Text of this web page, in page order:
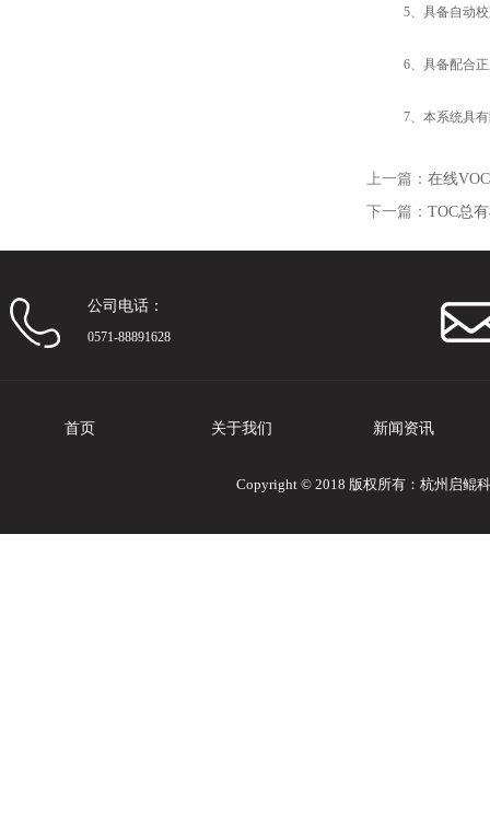
5、具备自动校
6、具备配合正
7、本系统具有
上一篇： 在线
下一篇： TOC总
公司电话：
0571-88891628
首页 关于我们 新闻资讯
Copyright © 2018 版权所有：杭州启鲲